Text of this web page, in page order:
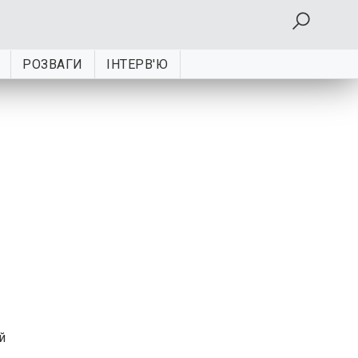
РОЗВАГИ ІНТЕРВ'Ю